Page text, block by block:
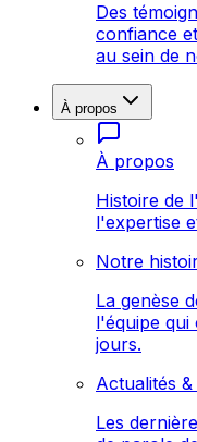
Des
confiance
au sein de
À propos
À propos
Histoire de
l'expertise
Notre
La genèse
l'équipe qui
jours.
Actualités
Les